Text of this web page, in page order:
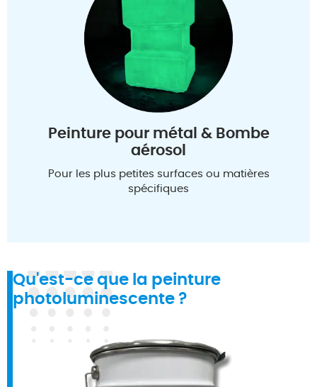
Peinture pour métal & Bombe
aérosol
Pour les plus petites surfaces ou matières
spécifiques
Qu'est-ce que la peinture
photoluminescente ?